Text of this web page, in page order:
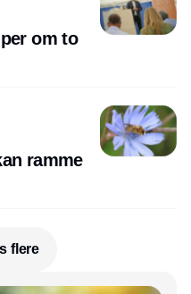
om to
ramme
flere